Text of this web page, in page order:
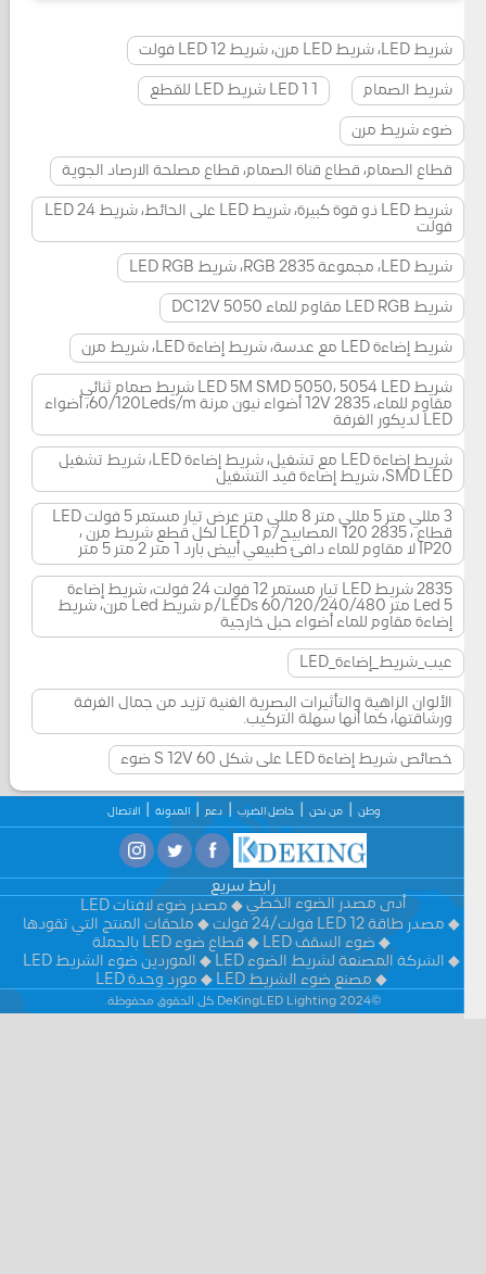
شريط LED، شريط LED مرن، شريط LED 12 فولت
شريط الصمام
ضوء شريط مرن
قطاع الصمام، قطاع قناة الصمام، قطاع مصلحة الارصاد الجوية
شريط LED ذو قوة كبيرة، شريط LED على الحائط، شريط LED 24
فولت
شريط LED، مجموعة RGB 2835، شريط LED RGB
شريط LED RGB مقاوم للماء 5050 DC12V
شريط إضاءة LED مع عدسة، شريط إضاءة LED، شريط مرن
شريط LED 5M SMD 5050، 5054 LED شريط صمام ثنائي
مقاوم للماء، 12V 2835 أضواء نيون مرنة 60/120Leds/m، أضواء
LED لديكور الغرفة
شريط إضاءة LED مع تشغيل، شريط إضاءة LED، شريط تشغيل
SMD LED، شريط إضاءة قيد التشغيل
3 مللي متر 5 مللي متر 8 مللي متر عرض تيار مستمر 5 فولت LED
قطاع ، 2835 120 المصابيح/م 1 LED لكل قطع شريط مرن ،
IP20 لا مقاوم للماء دافئ طبيعي أبيض بارد 1 متر 2 متر 5 متر
2835 شريط LED تيار مستمر 12 فولت 24 فولت، شريط إضاءة
Led 5 متر 60/120/240/480 LEDs/م شريط Led مرن، شريط
إضاءة مقاوم للماء أضواء حبل خارجية
عيب_شريط_إضاءة_LED
الألوان الزاهية والتأثيرات البصرية الغنية تزيد من جمال الغرفة
ورشاقتها، كما أنها سهلة التركيب.
خصائص شريط إضاءة LED على شكل S 12V 60 ضوء
وطن من نحن حاصل الضرب دعم المدونة الاتصال
رابط سريع
أدى مصدر الضوء الخطي
مصدر ضوء لافتات LED
مصدر طاقة LED 12 فولت/24 فولت
ملحقات المنتج التي تقودها
ضوء السقف LED
قطاع ضوء LED بالجملة
الشركة المصنعة لشريط الضوء LED
الموردين ضوء الشريط LED
مصنع ضوء الشريط LED
مورد وحدة LED